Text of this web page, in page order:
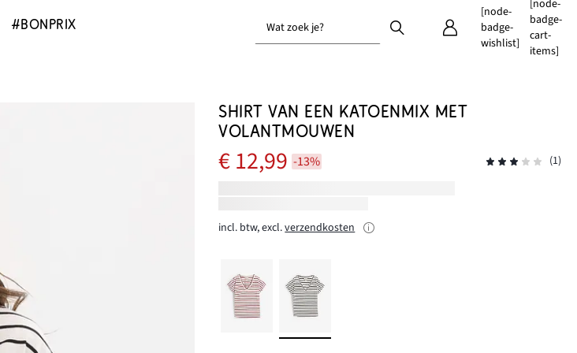
#BONPRIX Wat zoek je?
[node-
badge-
wishlist]
[node-
badge-
cart-
items]
SHIRT VAN EEN KATOENMIX MET
VOLANTMOUWEN
€ 12,99 -13% (1)
incl. btw, excl.verzendkosten